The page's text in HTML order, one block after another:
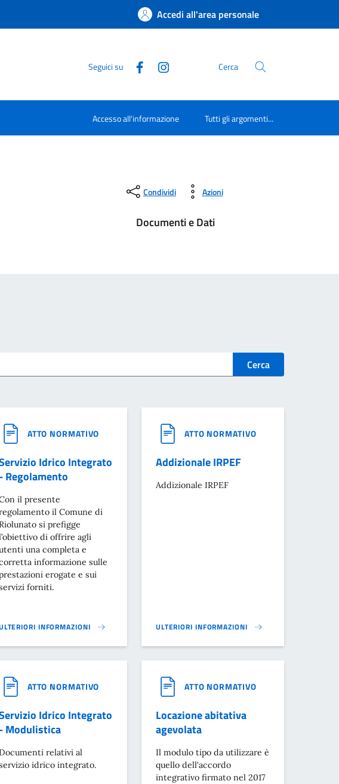
Accedi all'area personale
Seguici su Cerca
Accesso all'informazione Tutti gli argomenti...
Condividi Azioni
Documenti e Dati
Cerca
LE PERDITE OCCULTE}
ATTO NORMATIVO
Idrico Integrato
- Regolamento
il presente
il Comune di
si prefigge
di offrire agli
una completa e
informazione sulle
erogate e sui
forniti.
INFORMAZIONI
IDRICO INTEGRATO - REGOLAMENTO}
ATTO NORMATIVO
Addizionale IRPEF
Addizionale IRPEF
ULTERIORI INFORMAZIONI
ADDIZIONALE IRPEF}
ATTO NORMATIVO
Idrico Integrato
- Modulistica
relativi al
idrico integrato.
ATTO NORMATIVO
Locazione abitativa
agevolata
Il modulo tipo da utilizzare è
quello dell'accordo
integrativo firmato nel 2017